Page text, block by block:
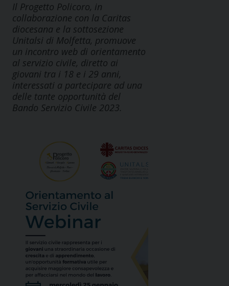
Il Progetto Policoro, in
collaborazione con la Caritas
diocesana e la sottosezione
Unitalsi di Molfetta, promuove
un incontro web di orientamento
al servizio civile, diretto ai
giovani tra i 18 e i 29 anni,
interessati a partecipare ad una
delle tante opportunità del
Bando Servizio Civile 2023.